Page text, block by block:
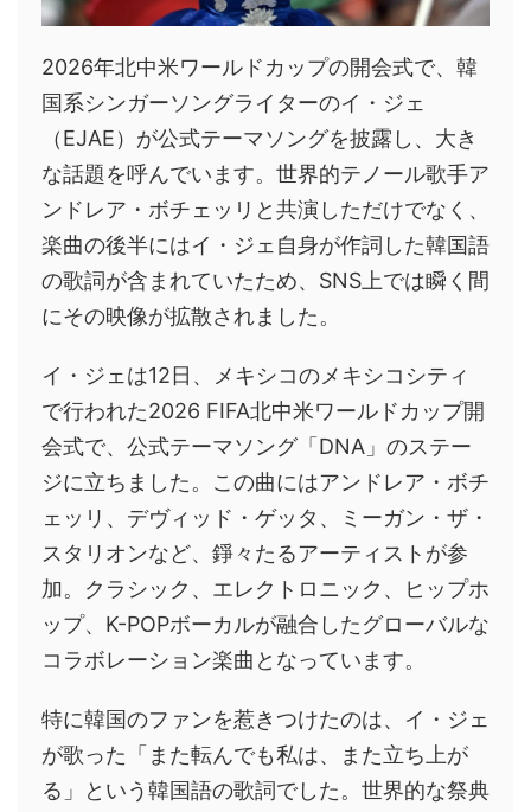
2026年北中米ワールドカップの開会式で、韓
国系シンガーソングライターのイ・ジェ
（EJAE）が公式テーマソングを披露し、大き
な話題を呼んでいます。世界的テノール歌手ア
ンドレア・ボチェッリと共演しただけでなく、
楽曲の後半にはイ・ジェ自身が作詞した韓国語
の歌詞が含まれていたため、SNS上では瞬く間
にその映像が拡散されました。
イ・ジェは12日、メキシコのメキシコシティ
で行われた2026 FIFA北中米ワールドカップ開
会式で、公式テーマソング「DNA」のステー
ジに立ちました。この曲にはアンドレア・ボチ
ェッリ、デヴィッド・ゲッタ、ミーガン・ザ・
スタリオンなど、錚々たるアーティストが参
加。クラシック、エレクトロニック、ヒップホ
ップ、K-POPボーカルが融合したグローバルな
コラボレーション楽曲となっています。
特に韓国のファンを惹きつけたのは、イ・ジェ
が歌った「また転んでも私は、また立ち上が
る」という韓国語の歌詞でした。世界的な祭典